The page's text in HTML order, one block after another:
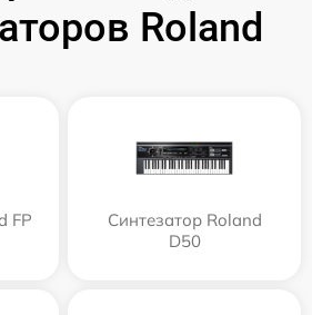
Roland
FP
Синтезатор Roland
D50